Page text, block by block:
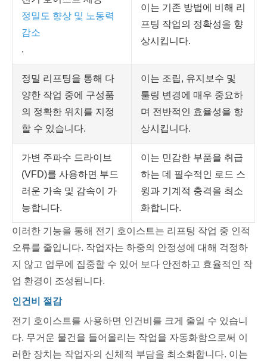
정밀도 향상 및 노동력
감소
.
이는 기존 방법에 비해 리
프팅 작업의 정확성을 향
상시킵니다.
정밀 리프팅을 통해 다
양한 작업 중에 구성품
의 정확한 위치를 지정
할 수 있습니다.
이는 조립, 유지보수 및
툴링 변경에 매우 중요하
며 전반적인 효율성을 향
상시킵니다.
가변 주파수 드라이브
(VFD)를 사용하면 부드
러운 가속 및 감속이 가
능합니다.
이는 민감한 부품을 취급
하는 데 필수적인 로드 스
윙과 기계적 충격을 최소
화합니다.
이러한 기능을 통해 전기 호이스트는 리프팅 작업 중 인적
오류를 줄입니다. 작업자는 하중의 안정성에 대해 걱정하
지 않고 업무에 집중할 수 있어 보다 안전하고 효율적인 작
업 환경이 조성됩니다.
인건비 절감
전기 호이스트를 사용하면 인건비를 크게 줄일 수 있습니
다. 무거운 물건을 들어올리는 작업을 자동화함으로써 이
러한 장치는 작업자의 신체적 부담을 최소화합니다. 이는